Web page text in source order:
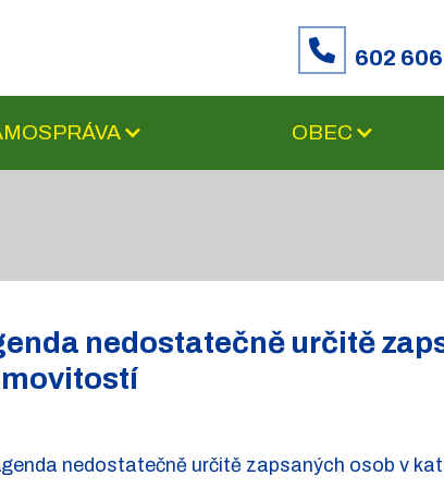
602
OBEC
nedostatečně určitě
nedostatečně určitě zapsaných osob v